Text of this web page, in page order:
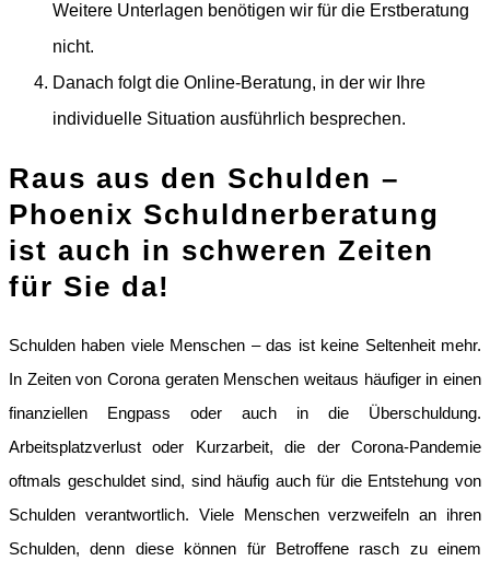
Weitere Unterlagen benötigen wir für die Erstberatung
nicht.
Danach folgt die Online-Beratung, in der wir Ihre
individuelle Situation ausführlich besprechen.
Raus aus den Schulden –
Phoenix Schuldnerberatung
ist auch in schweren Zeiten
für Sie da!
Schulden haben viele Menschen – das ist keine Seltenheit mehr.
In Zeiten von Corona geraten Menschen weitaus häufiger in einen
finanziellen Engpass oder auch in die Überschuldung.
Arbeitsplatzverlust oder Kurzarbeit, die der Corona-Pandemie
oftmals geschuldet sind, sind häufig auch für die Entstehung von
Schulden verantwortlich. Viele Menschen verzweifeln an ihren
Schulden, denn diese können für Betroffene rasch zu einem